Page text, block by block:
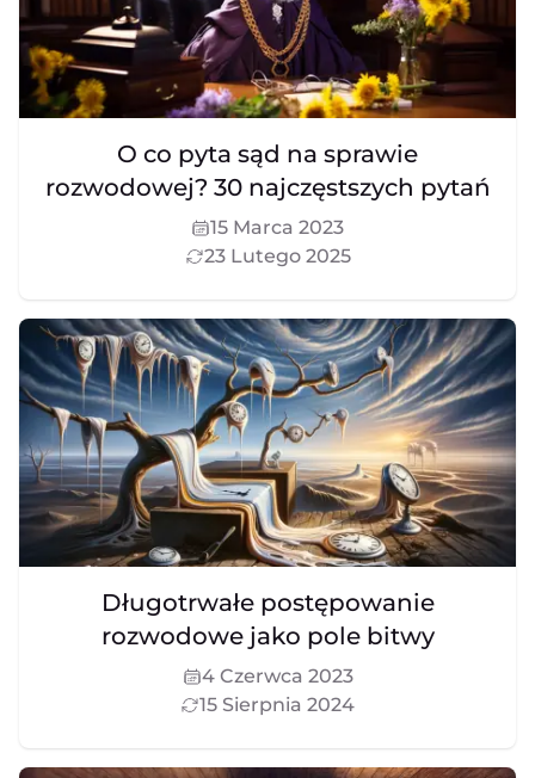
O co pyta sąd na sprawie
rozwodowej? 30 najczęstszych pytań
15 Marca 2023
23 Lutego 2025
Długotrwałe postępowanie
rozwodowe jako pole bitwy
4 Czerwca 2023
15 Sierpnia 2024